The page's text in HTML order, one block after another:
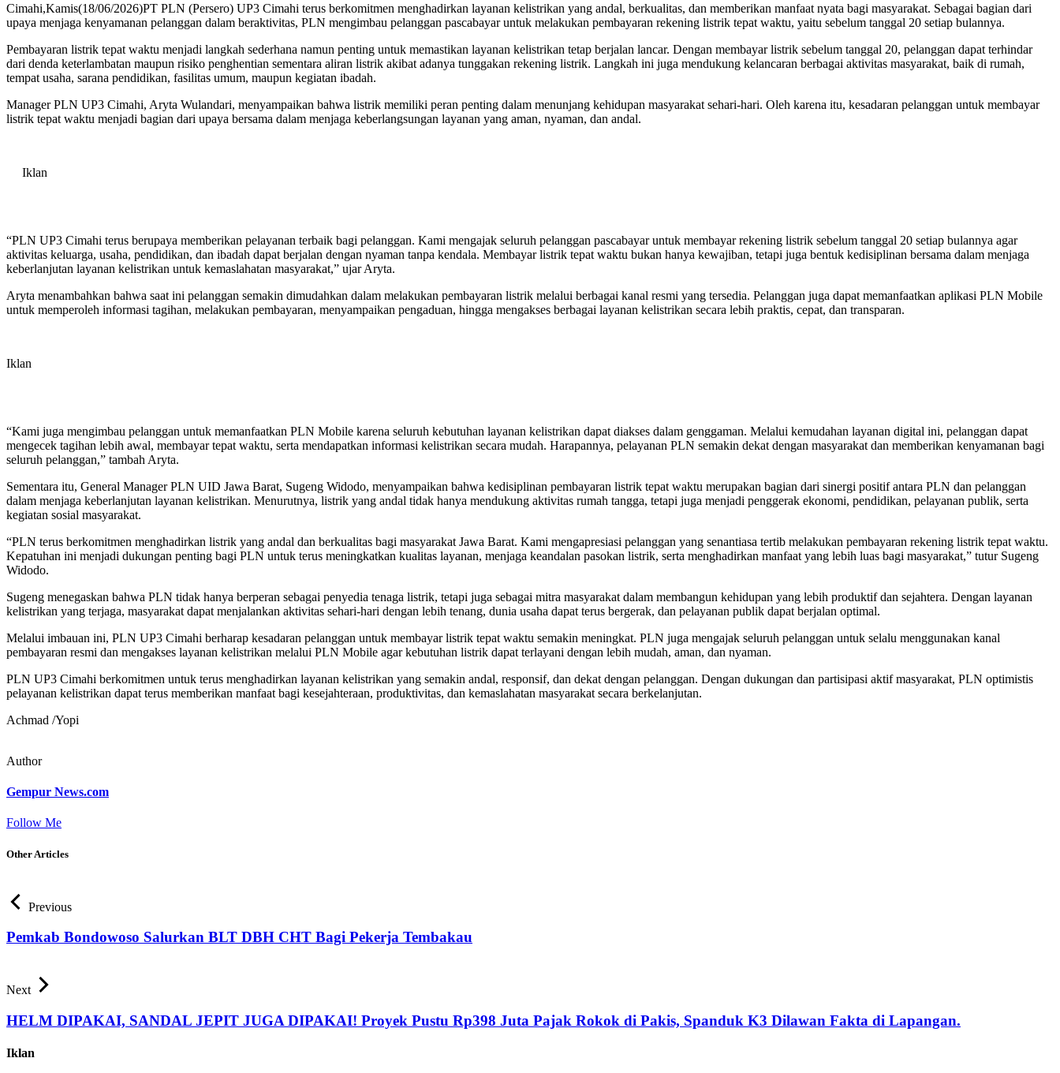
Cimahi,Kamis(18/06/2026)PT PLN (Persero) UP3 Cimahi terus berkomitmen menghadirkan layanan kelistrikan yang andal, berkualitas, dan memberikan manfaat nyata bagi masyarakat. Sebagai bagian dari
upaya menjaga kenyamanan pelanggan dalam beraktivitas, PLN mengimbau pelanggan pascabayar untuk melakukan pembayaran rekening listrik tepat waktu, yaitu sebelum tanggal 20 setiap bulannya.
Pembayaran listrik tepat waktu menjadi langkah sederhana namun penting untuk memastikan layanan kelistrikan tetap berjalan lancar. Dengan membayar listrik sebelum tanggal 20, pelanggan dapat terhindar
dari denda keterlambatan maupun risiko penghentian sementara aliran listrik akibat adanya tunggakan rekening listrik. Langkah ini juga mendukung kelancaran berbagai aktivitas masyarakat, baik di rumah,
tempat usaha, sarana pendidikan, fasilitas umum, maupun kegiatan ibadah.
Manager PLN UP3 Cimahi, Aryta Wulandari, menyampaikan bahwa listrik memiliki peran penting dalam menunjang kehidupan masyarakat sehari-hari. Oleh karena itu, kesadaran pelanggan untuk membayar
listrik tepat waktu menjadi bagian dari upaya bersama dalam menjaga keberlangsungan layanan yang aman, nyaman, dan andal.
Iklan
“PLN UP3 Cimahi terus berupaya memberikan pelayanan terbaik bagi pelanggan. Kami mengajak seluruh pelanggan pascabayar untuk membayar rekening listrik sebelum tanggal 20 setiap bulannya agar
aktivitas keluarga, usaha, pendidikan, dan ibadah dapat berjalan dengan nyaman tanpa kendala. Membayar listrik tepat waktu bukan hanya kewajiban, tetapi juga bentuk kedisiplinan bersama dalam menjaga
keberlanjutan layanan kelistrikan untuk kemaslahatan masyarakat,” ujar Aryta.
Aryta menambahkan bahwa saat ini pelanggan semakin dimudahkan dalam melakukan pembayaran listrik melalui berbagai kanal resmi yang tersedia. Pelanggan juga dapat memanfaatkan aplikasi PLN Mobile
untuk memperoleh informasi tagihan, melakukan pembayaran, menyampaikan pengaduan, hingga mengakses berbagai layanan kelistrikan secara lebih praktis, cepat, dan transparan.
Iklan
“Kami juga mengimbau pelanggan untuk memanfaatkan PLN Mobile karena seluruh kebutuhan layanan kelistrikan dapat diakses dalam genggaman. Melalui kemudahan layanan digital ini, pelanggan dapat
mengecek tagihan lebih awal, membayar tepat waktu, serta mendapatkan informasi kelistrikan secara mudah. Harapannya, pelayanan PLN semakin dekat dengan masyarakat dan memberikan kenyamanan bagi
seluruh pelanggan,” tambah Aryta.
Sementara itu, General Manager PLN UID Jawa Barat, Sugeng Widodo, menyampaikan bahwa kedisiplinan pembayaran listrik tepat waktu merupakan bagian dari sinergi positif antara PLN dan pelanggan
dalam menjaga keberlanjutan layanan kelistrikan. Menurutnya, listrik yang andal tidak hanya mendukung aktivitas rumah tangga, tetapi juga menjadi penggerak ekonomi, pendidikan, pelayanan publik, serta
kegiatan sosial masyarakat.
“PLN terus berkomitmen menghadirkan listrik yang andal dan berkualitas bagi masyarakat Jawa Barat. Kami mengapresiasi pelanggan yang senantiasa tertib melakukan pembayaran rekening listrik tepat waktu.
Kepatuhan ini menjadi dukungan penting bagi PLN untuk terus meningkatkan kualitas layanan, menjaga keandalan pasokan listrik, serta menghadirkan manfaat yang lebih luas bagi masyarakat,” tutur Sugeng
Widodo.
Sugeng menegaskan bahwa PLN tidak hanya berperan sebagai penyedia tenaga listrik, tetapi juga sebagai mitra masyarakat dalam membangun kehidupan yang lebih produktif dan sejahtera. Dengan layanan
kelistrikan yang terjaga, masyarakat dapat menjalankan aktivitas sehari-hari dengan lebih tenang, dunia usaha dapat terus bergerak, dan pelayanan publik dapat berjalan optimal.
Melalui imbauan ini, PLN UP3 Cimahi berharap kesadaran pelanggan untuk membayar listrik tepat waktu semakin meningkat. PLN juga mengajak seluruh pelanggan untuk selalu menggunakan kanal
pembayaran resmi dan mengakses layanan kelistrikan melalui PLN Mobile agar kebutuhan listrik dapat terlayani dengan lebih mudah, aman, dan nyaman.
PLN UP3 Cimahi berkomitmen untuk terus menghadirkan layanan kelistrikan yang semakin andal, responsif, dan dekat dengan pelanggan. Dengan dukungan dan partisipasi aktif masyarakat, PLN optimistis
pelayanan kelistrikan dapat terus memberikan manfaat bagi kesejahteraan, produktivitas, dan kemaslahatan masyarakat secara berkelanjutan.
Achmad /Yopi
Author
Gempur News.com
Follow Me
Other Articles
Previous
Pemkab Bondowoso Salurkan BLT DBH CHT Bagi Pekerja Tembakau
Next
HELM DIPAKAI, SANDAL JEPIT JUGA DIPAKAI! Proyek Pustu Rp398 Juta Pajak Rokok di Pakis, Spanduk K3 Dilawan Fakta di Lapangan.
Iklan